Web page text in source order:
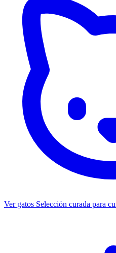
Ver gatos Selección curada para